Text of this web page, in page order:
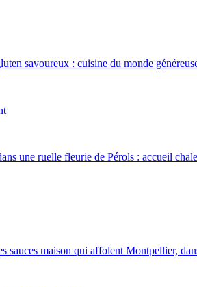
savoureux : cuisine du monde
une ruelle fleurie de Pérols : accueil
sauces maison qui affolent Montpellier,